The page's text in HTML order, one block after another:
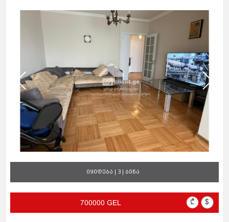
იყიდება | 3 | ბინა
700000 GEL ₾ $